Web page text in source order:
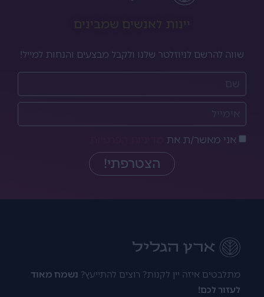
יינות לאנשים שמבינים
שווה להרשם לניוזלטר שלנו ולקבל מבצעים והנחות למייל!
אני מאשר/ת את
הצטרפתי!
מתלבטים איזה יין לקנות? רוצים להתייעץ? נשמח מאוד
לעזור לכם!